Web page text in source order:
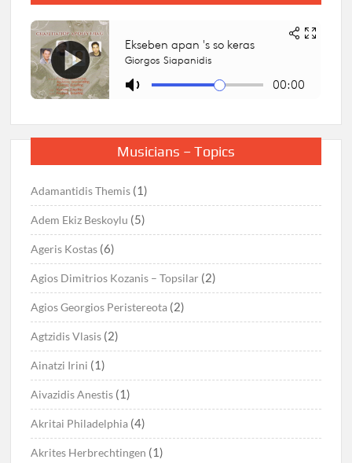
Musicians – Topics
Adamantidis Themis (1)
Adem Ekiz Beskoylu (5)
Ageris Kostas (6)
Agios Dimitrios Kozanis – Topsilar (2)
Agios Georgios Peristereota (2)
Agtzidis Vlasis (2)
Ainatzi Irini (1)
Aivazidis Anestis (1)
Akritai Philadelphia (4)
Akrites Herbrechtingen (1)